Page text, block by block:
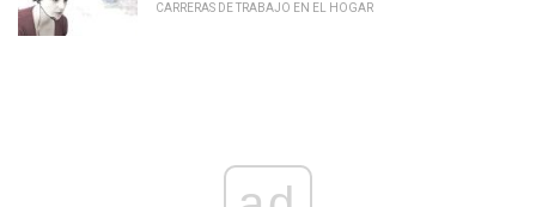
CARRERAS DE TRABAJO EN EL HOGAR